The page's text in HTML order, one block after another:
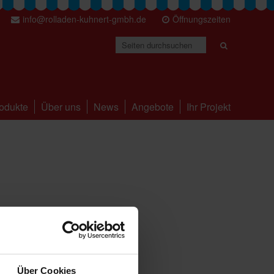
Über Cookies
info@rolladen-kuhnert-gmbh.de Öffnungszeiten
Über uns News Angebote Ihr Projekt
(iSFP)